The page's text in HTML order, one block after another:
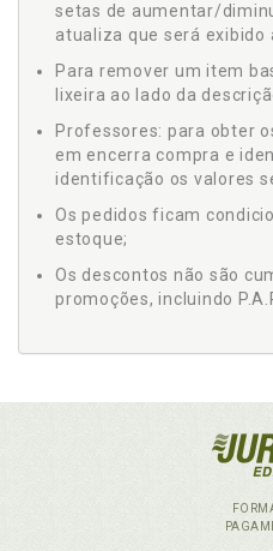
setas de aumentar/
atualiza que será exibido
Para remover um item
lixeira ao lado da
Professores: para obter
em encerra compra e
identificação os valores
Os pedidos ficam
estoque;
Os descontos não são
promoções, incluindo